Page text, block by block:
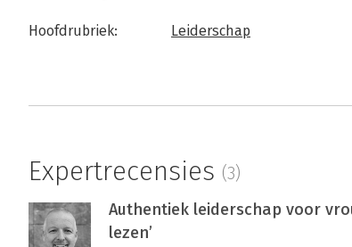
Hoofdrubriek: Leiderschap
Expertrecensies (3)
Authentiek leiderschap voor
lezen’